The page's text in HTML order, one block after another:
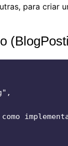
para criar